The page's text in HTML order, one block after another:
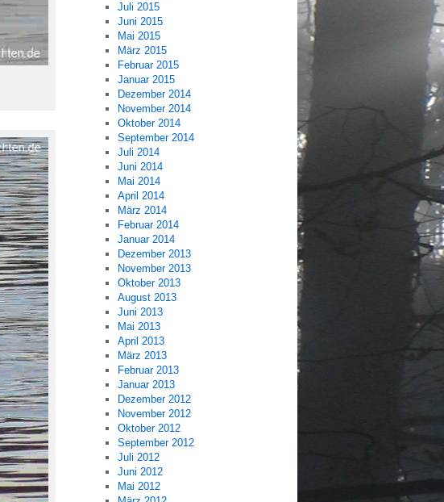
Juli 2015
Juni 2015
Mai 2015
März 2015
Februar 2015
Januar 2015
Dezember 2014
November 2014
Oktober 2014
September 2014
Juli 2014
Juni 2014
Mai 2014
April 2014
März 2014
Februar 2014
Januar 2014
Dezember 2013
November 2013
Oktober 2013
August 2013
Juni 2013
Mai 2013
April 2013
März 2013
Februar 2013
Januar 2013
Dezember 2012
November 2012
Oktober 2012
September 2012
Juli 2012
Juni 2012
Mai 2012